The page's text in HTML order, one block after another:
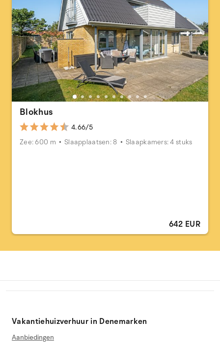
Blokhus
4.66/5
Zee: 600 m
Slaapplaatsen: 8 Slaapkamers: 4 stuks
642 EUR
Vakantiehuizverhuur in Denemarken
Aanbiedingen